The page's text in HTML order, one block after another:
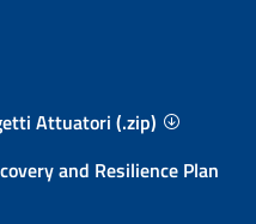
Attuatori (.zip)
and Resilience Plan